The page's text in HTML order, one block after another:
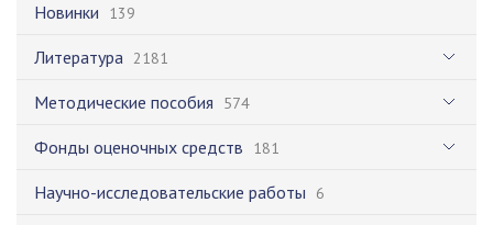
Новинки 139
Литература 2181
Методические пособия 574
Фонды оценочных средств 181
Научно-исследовательские работы 6